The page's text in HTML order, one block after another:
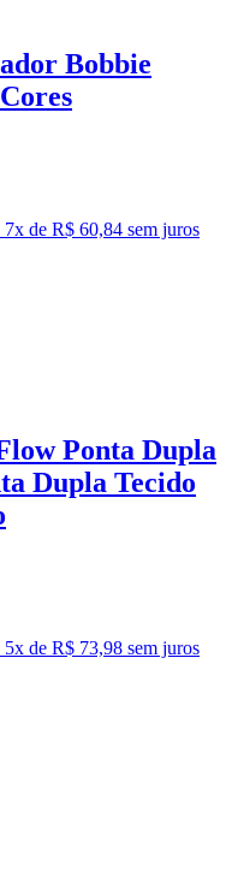
Bobbie
7x de R$ 60,84 sem juros
Ponta Dupla
Dupla Tecido
5x de R$ 73,98 sem juros